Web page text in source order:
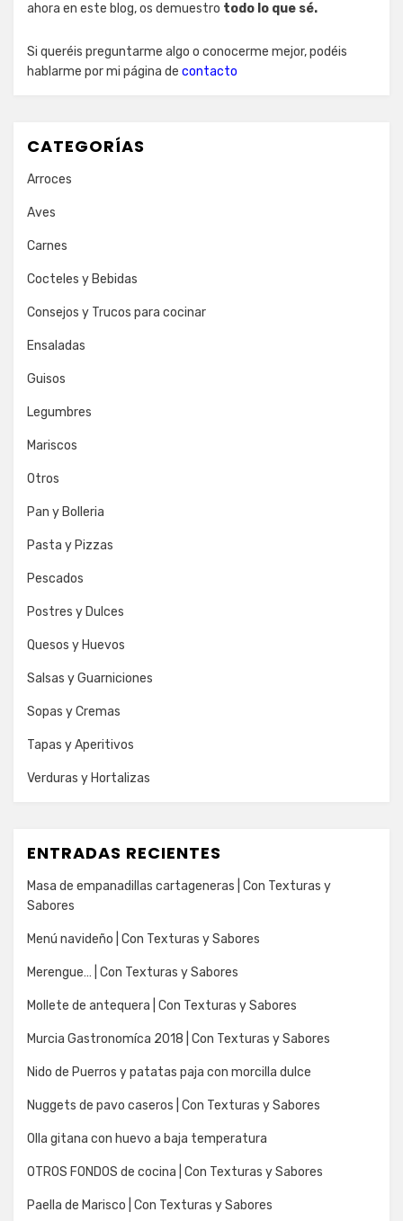
ahora en este blog, os demuestro todo lo que sé.
Si queréis preguntarme algo o conocerme mejor, podéis
hablarme por mi página de contacto
CATEGORÍAS
Arroces
Aves
Carnes
Cocteles y Bebidas
Consejos y Trucos para cocinar
Ensaladas
Guisos
Legumbres
Mariscos
Otros
Pan y Bolleria
Pasta y Pizzas
Pescados
Postres y Dulces
Quesos y Huevos
Salsas y Guarniciones
Sopas y Cremas
Tapas y Aperitivos
Verduras y Hortalizas
ENTRADAS RECIENTES
Masa de empanadillas cartageneras | Con Texturas y
Sabores
Menú navideño | Con Texturas y Sabores
Merengue… | Con Texturas y Sabores
Mollete de antequera | Con Texturas y Sabores
Murcia Gastronomíca 2018 | Con Texturas y Sabores
Nido de Puerros y patatas paja con morcilla dulce
Nuggets de pavo caseros | Con Texturas y Sabores
Olla gitana con huevo a baja temperatura
OTROS FONDOS de cocina | Con Texturas y Sabores
Paella de Marisco | Con Texturas y Sabores